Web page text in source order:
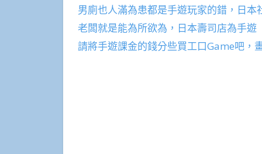
男廁也人滿為患都是手遊玩家的錯，日
老闆就是能為所欲為，日本壽司店為手遊
請將手遊課金的錢分些買工口Game吧，